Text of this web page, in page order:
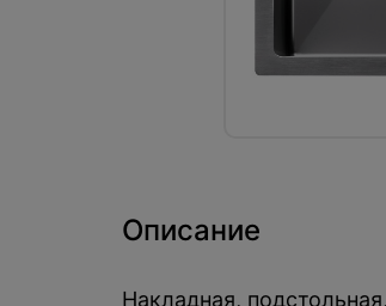
Описание
Накладная,